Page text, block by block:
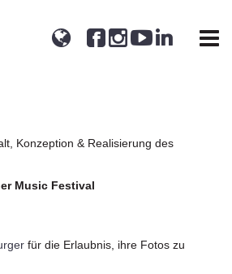
Konzeption & Realisierung des
Music Festival
für die Erlaubnis, ihre Fotos zu